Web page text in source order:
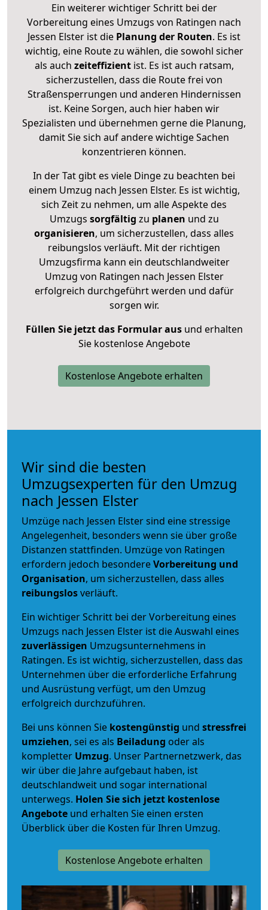
Ein weiterer wichtiger Schritt bei der
Vorbereitung eines Umzugs von Ratingen nach
Jessen Elster ist die Planung der Routen. Es ist
wichtig, eine Route zu wählen, die sowohl sicher
als auch zeiteffizientist. Es ist auch ratsam,
sicherzustellen, dass die Route frei von
Straßensperrungen und anderen Hindernissen
ist. Keine Sorgen, auch hier haben wir
Spezialisten und übernehmen gerne die Planung,
damit Sie sich auf andere wichtige Sachen
konzentrieren können.
In der Tat gibt es viele Dinge zu beachten bei
einem Umzug nach Jessen Elster. Es ist wichtig,
sich Zeit zu nehmen, um alle Aspekte des
Umzugs sorgfältig zu planen und zu
organisieren, um sicherzustellen, dass alles
reibungslos verläuft. Mit der richtigen
Umzugsfirma kann ein deutschlandweiter
Umzug von Ratingen nach Jessen Elster
erfolgreich durchgeführt werden und dafür
sorgen wir.
Füllen Sie jetzt das Formular ausund erhalten
Sie kostenlose Angebote
Kostenlose Angebote erhalten
Wir sind die besten
Umzugsexperten für den Umzug
nach Jessen Elster
Umzüge nach Jessen Elster sind eine stressige
Angelegenheit, besonders wenn sie über große
Distanzen stattfinden. Umzüge von Ratingen
erfordern jedoch besondereVorbereitung und
Organisation, um sicherzustellen, dass alles
reibungslosverläuft.
Ein wichtiger Schritt bei der Vorbereitung eines
Umzugs nach Jessen Elster ist die Auswahl eines
zuverlässigen Umzugsunternehmens in
Ratingen. Es ist wichtig, sicherzustellen, dass das
Unternehmen über die erforderliche Erfahrung
und Ausrüstung verfügt, um den Umzug
erfolgreich durchzuführen.
Bei uns können Sie kostengünstig und stressfrei
umziehen, sei es als Beiladung oder als
kompletter Umzug. Unser Partnernetzwerk, das
wir über die Jahre aufgebaut haben, ist
deutschlandweit und sogar international
unterwegs. Holen Sie sich jetzt kostenlose
Angebote und erhalten Sie einen ersten
Überblick über die Kosten für Ihren Umzug.
Kostenlose Angebote erhalten